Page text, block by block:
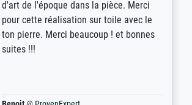
Bestellkriterien geführt, verständliche
Erklärungen, z.B. mit Bilddarstellungen,
werde auf jeden Fall meine guten
Erfahrungen weitergeben.